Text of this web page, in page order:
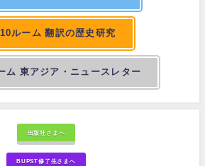
ルーム 翻訳の歴史研究
ム 東アジア・ニュースレター
出版社さまへ
BUPST修了生さまへ